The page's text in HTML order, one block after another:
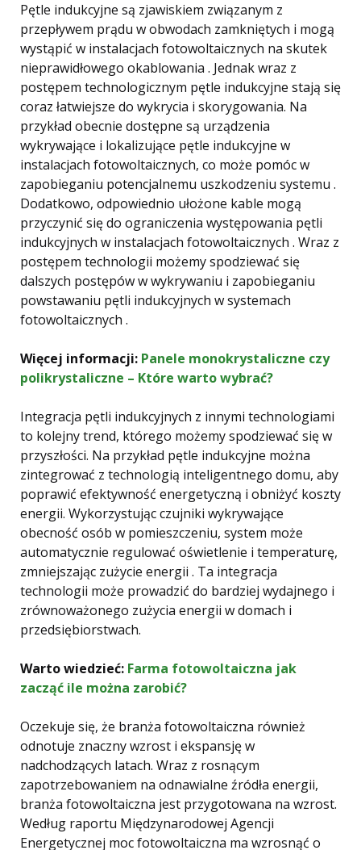
Pętle indukcyjne są zjawiskiem związanym z
przepływem prądu w obwodach zamkniętych i mogą
wystąpić w instalacjach fotowoltaicznych na skutek
nieprawidłowego okablowania . Jednak wraz z
postępem technologicznym pętle indukcyjne stają się
coraz łatwiejsze do wykrycia i skorygowania. Na
przykład obecnie dostępne są urządzenia
wykrywające i lokalizujące pętle indukcyjne w
instalacjach fotowoltaicznych, co może pomóc w
zapobieganiu potencjalnemu uszkodzeniu systemu .
Dodatkowo, odpowiednio ułożone kable mogą
przyczynić się do ograniczenia występowania pętli
indukcyjnych w instalacjach fotowoltaicznych . Wraz z
postępem technologii możemy spodziewać się
dalszych postępów w wykrywaniu i zapobieganiu
powstawaniu pętli indukcyjnych w systemach
fotowoltaicznych .
Więcej informacji: Panele monokrystaliczne czy
polikrystaliczne – Które warto wybrać?
Integracja pętli indukcyjnych z innymi technologiami
to kolejny trend, którego możemy spodziewać się w
przyszłości. Na przykład pętle indukcyjne można
zintegrować z technologią inteligentnego domu, aby
poprawić efektywność energetyczną i obniżyć koszty
energii. Wykorzystując czujniki wykrywające
obecność osób w pomieszczeniu, system może
automatycznie regulować oświetlenie i temperaturę,
zmniejszając zużycie energii . Ta integracja
technologii może prowadzić do bardziej wydajnego i
zrównoważonego zużycia energii w domach i
przedsiębiorstwach.
Warto wiedzieć: Farma fotowoltaiczna jak
zacząć ile można zarobić?
Oczekuje się, że branża fotowoltaiczna również
odnotuje znaczny wzrost i ekspansję w
nadchodzących latach. Wraz z rosnącym
zapotrzebowaniem na odnawialne źródła energii,
branża fotowoltaiczna jest przygotowana na wzrost.
Według raportu Międzynarodowej Agencji
Energetycznej moc fotowoltaiczna ma wzrosnąć o